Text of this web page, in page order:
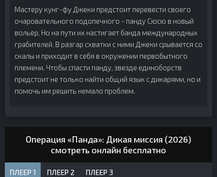
Мастеру кунг-фу Джеки предстоит перевести своего
очаровательного подопечного - панду Сюсю в новый
вольер. Но на пути их настигает банда международных
грабителей. В разгар схватки с ними Джеки срывается со
скалы и приходит в себя в окружении первобытного
племени. Чтобы спасти панду, звезде единоборств
предстоит не только найти общий язык с дикарями, но и
помочь им решить немало проблем.
Операция «Панда»: Дикая миссия (2026)
смотреть онлайн бесплатно
ПЛЕЕР 1 ПЛЕЕР 2 ПЛЕЕР 3